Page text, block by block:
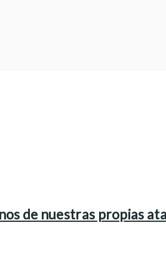
de nuestras propias